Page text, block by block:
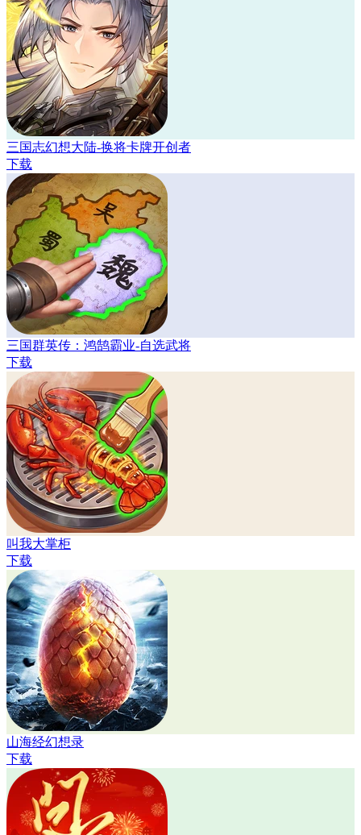
三国志幻想大陆-换将卡牌开创者
下载
三国群英传：鸿鹄霸业-自选武将
下载
叫我大掌柜
下载
山海经幻想录
下载